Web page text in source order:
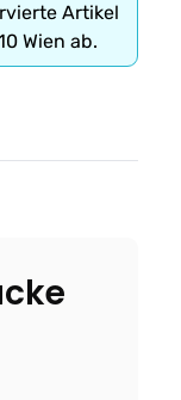
Artikel
Wien ab.